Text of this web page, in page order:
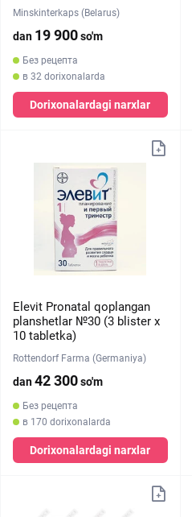
Minskinterkaps (Belarus)
dan 19 900so'm
Без рецепта
в 32 dorixonalarda
Dorixonalardagi narxlar
Elevit Pronatal qoplangan
planshetlar №30 (3 blister х
10 tabletka)
Rottendorf Farma (Germaniya)
dan42 300so'm
Без рецепта
в 170 dorixonalarda
Dorixonalardagi narxlar